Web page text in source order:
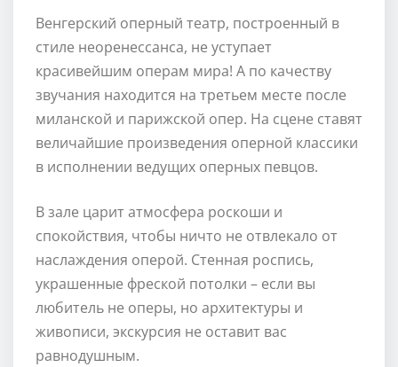
Венгерский оперный театр, построенный в
стиле неоренессанса, не уступает
красивейшим операм мира! А по качеству
звучания находится на третьем месте после
миланской и парижской опер. На сцене ставят
величайшие произведения оперной классики
в исполнении ведущих оперных певцов.
В зале царит атмосфера роскоши и
спокойствия, чтобы ничто не отвлекало от
наслаждения оперой. Стенная роспись,
украшенные фреской потолки – если вы
любитель не оперы, но архитектуры и
живописи, экскурсия не оставит вас
равнодушным.